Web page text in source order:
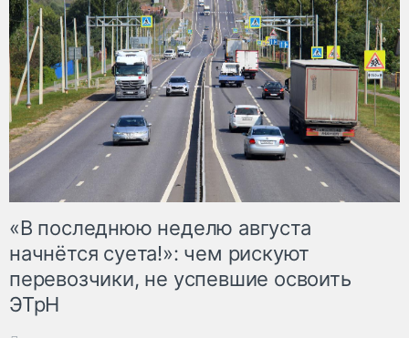
«В последнюю неделю августа
начнётся суета!»: чем рискуют
перевозчики, не успевшие освоить
ЭТрН